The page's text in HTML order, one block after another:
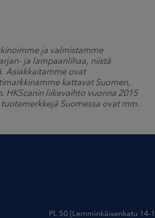
ja valmistamme
ja lampaanlihaa, niistä
Asiakkaitamme ovat
kattavat Suomen,
HKScanin liikevaihto vuonna 2015
Suomessa ovat mm.
PL 50 (Lemminkäisenkatu 14-